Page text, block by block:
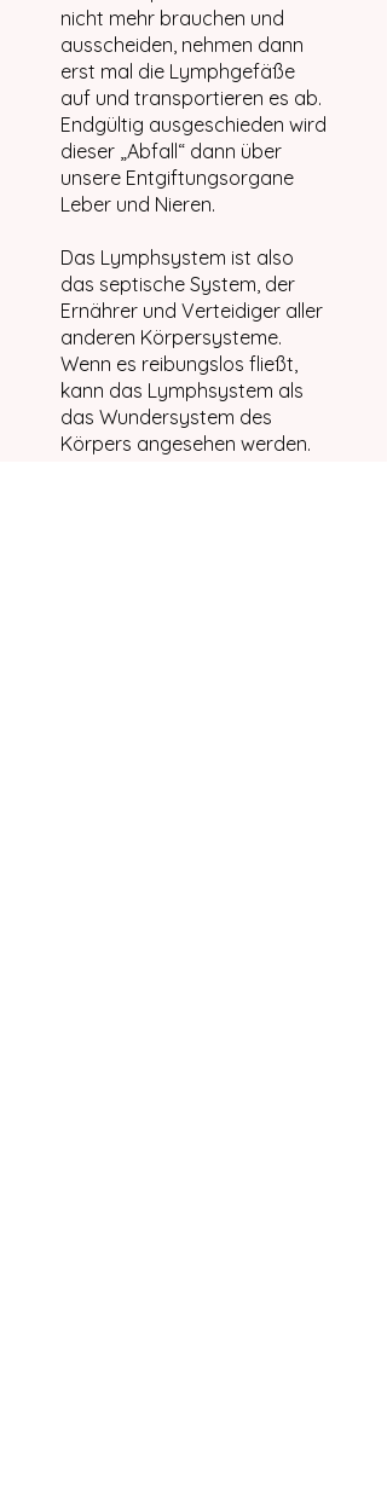
nicht mehr brauchen und
ausscheiden, nehmen dann
erst mal die Lymphgefäße
auf und transportieren es ab.
Endgültig ausgeschieden wird
dieser „Abfall“ dann über
unsere Entgiftungsorgane
Leber und Nieren.
Das Lymphsystem ist also
das septische System, der
Ernährer und Verteidiger aller
anderen Körpersysteme.
Wenn es reibungslos fließt,
kann das Lymphsystem als
das Wundersystem des
Körpers angesehen werden.